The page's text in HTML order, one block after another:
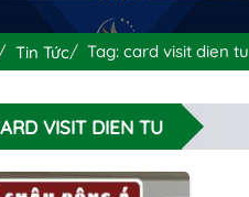
Tin Tức Tag: card visit dien tu
VISIT DIEN TU